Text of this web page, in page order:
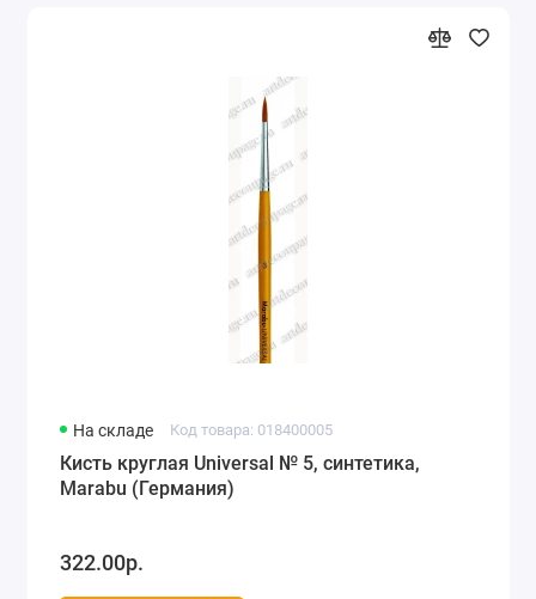
На складе Код товара: 018400005
Кисть круглая Universal № 5, синтетика,
Marabu (Германия)
322.00р.